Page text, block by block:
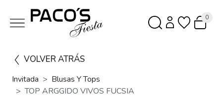
0
VOLVER ATRÁS
Invitada
Blusas Y Tops
TOP ARGGIDO VIVOS FUCSIA